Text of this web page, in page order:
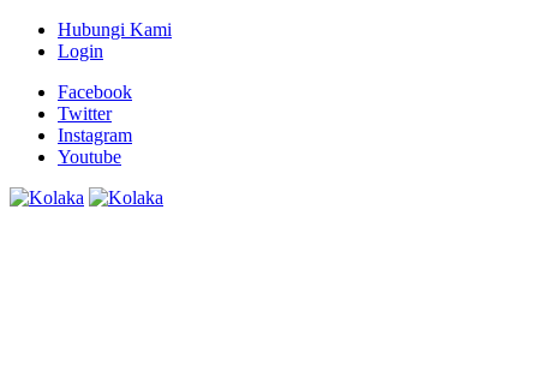
Hubungi Kami
Login
Facebook
Twitter
Instagram
Youtube